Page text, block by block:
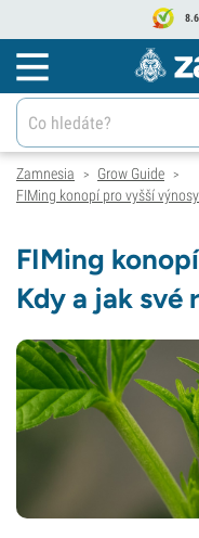
Zamnesia > Grow Guide >
FIMing konopí pro vyšší
FIMing
Kdy a jak své